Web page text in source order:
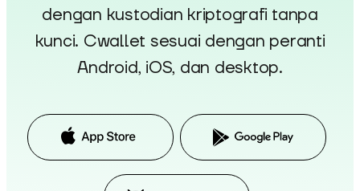
dengan kustodian kriptografi tanpa
kunci. Cwallet sesuai dengan peranti
Android, iOS, dan desktop.